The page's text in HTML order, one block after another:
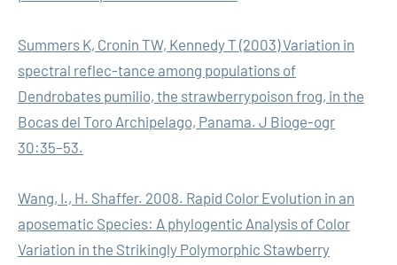
Summers K, Cronin TW, Kennedy T (2003) Variation in
spectral reflec-tance among populations of
Dendrobates pumilio, the strawberrypoison frog, in the
Bocas del Toro Archipelago, Panama. J Bioge-ogr
30:35–53.
Wang, I., H. Shaffer. 2008. Rapid Color Evolution in an
aposematic Species: A phylogentic Analysis of Color
Variation in the Strikingly Polymorphic Stawberry